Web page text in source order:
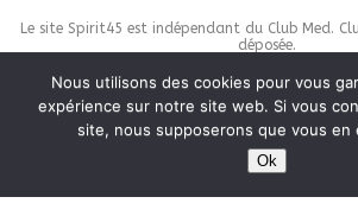
Le site Spirit45 est indépendant du Club Med.
déposée.
This site is protected bywp-
Nous utilisons des cookies pour vous
expérience sur notre site web. Si vous
site, nous supposerons que vous en
Ok